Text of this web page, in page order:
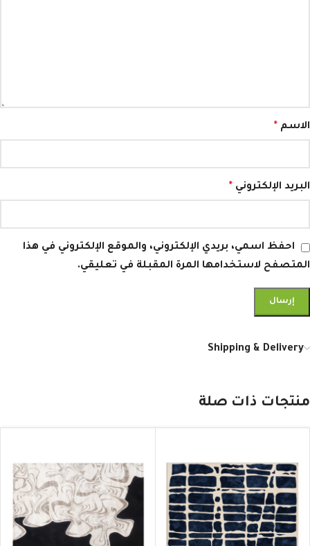
الاسم *
البريد الإلكتروني *
احفظ اسمي، بريدي الإلكتروني، والموقع الإلكتروني في هذا
المتصفح لاستخدامها المرة المقبلة في تعليقي.
Shipping & Delivery
منتجات ذات صلة